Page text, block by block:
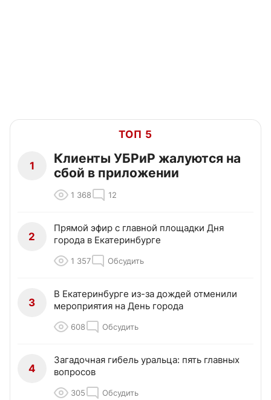
ТОП 5
1
Клиенты УБРиР жалуются на
сбой в приложении
1 368 12
2
Прямой эфир с главной площадки Дня
города в Екатеринбурге
1 357 Обсудить
3
В Екатеринбурге из-за дождей отменили
мероприятия на День города
608 Обсудить
4
Загадочная гибель уральца: пять главных
вопросов
305 Обсудить